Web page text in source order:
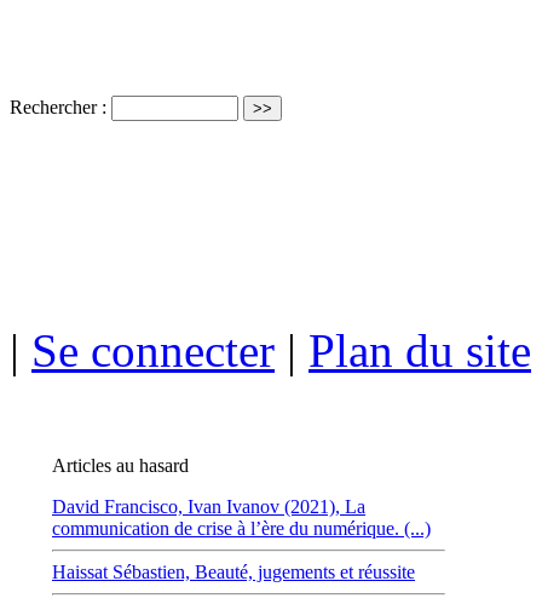
Rechercher :
| Se connecter | Plan du site
Articles au hasard
David Francisco, Ivan Ivanov (2021), La
communication de crise à l’ère du numérique. (...)
Haissat Sébastien, Beauté, jugements et réussite